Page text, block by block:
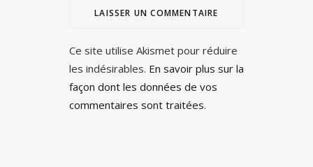
Ce site utilise Akismet pour réduire
les indésirables. En savoir plus sur la
façon dont les données de vos
commentaires sont traitées.